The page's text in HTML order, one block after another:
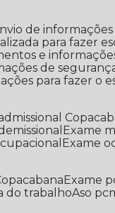
de informações
para fazer
e
de
para fazer o
Exame
Exame
Exame
do trabalho Aso